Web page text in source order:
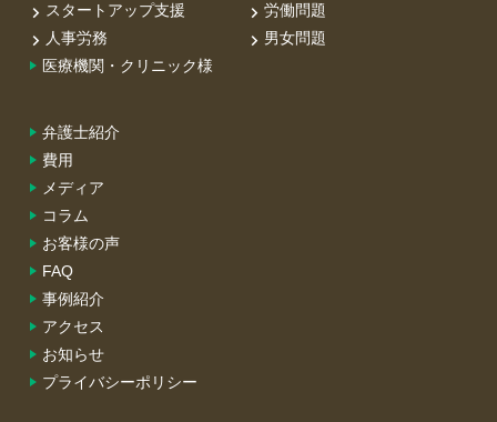
スタートアップ支援
人事労務
医療機関・クリニック様
労働問題
男女問題
弁護士紹介
費用
メディア
コラム
お客様の声
FAQ
事例紹介
アクセス
お知らせ
プライバシーポリシー